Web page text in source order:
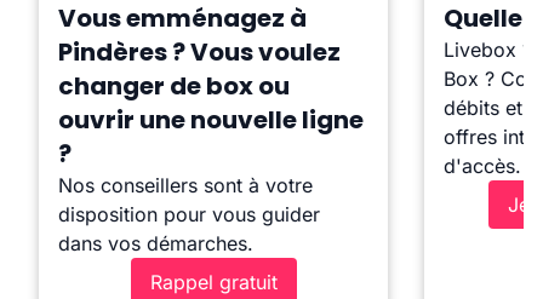
Vous emménagez à
Pindères ? Vous voulez
changer de box ou
ouvrir une nouvelle ligne
?
Nos conseillers sont à votre
disposition pour vous guider
dans vos démarches.
Rappel gratuit
Quelle
Livebox ?
Box ?
débits et
offres
d'accès.
Je